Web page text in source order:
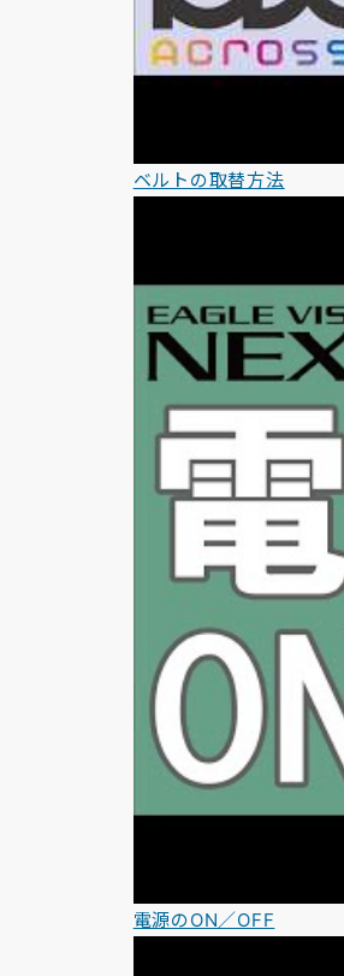
ベルトの取替方法
電源のON／OFF